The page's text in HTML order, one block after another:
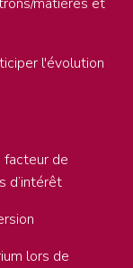
l'évolution
facteur de
d’intérêt
lors de